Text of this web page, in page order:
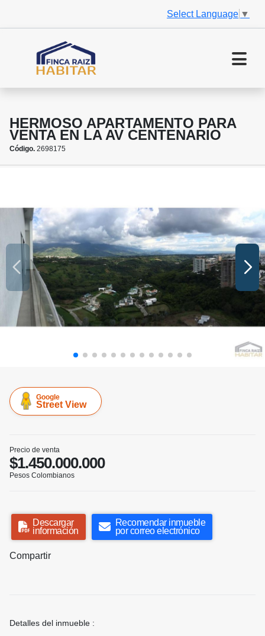
Select Language ▼
HERMOSO APARTAMENTO PARA
VENTA EN LA AV CENTENARIO
Código. 2698175
Google
Street View
Precio de venta
$1.450.000.000
Pesos Colombianos
Descargar
información
Recomendar inmueble
por correo electrónico
Compartir
Detalles del inmueble :